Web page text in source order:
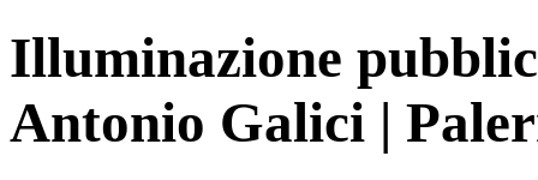
Illuminazione
Antonio Galici |